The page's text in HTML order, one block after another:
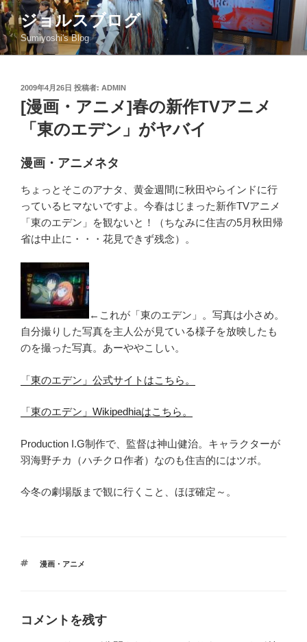
コ
ン
テ
ン
ジョルスブログ
Sumiyoshi's Blog
投
稿
日:
2009年4月26日 投稿者: ADMIN
[漫画・アニメ]春の新作TVアニメ
「東のエデン」がヤバイ
漫画・アニメネタ
ちょっとそこのアナタ、黄金週間に秋田やらインドに行
っているヒマないですよ。今春はじまった新作TVアニメ
「東のエデン」を観ないと！（ちなみに住吉の5月秋田帰
省は中止に・・・花見できず残念）。
←これが「東のエデン」。写真は小さめ。
自分撮りした写真を主人公が見ている様子を放映したも
のを撮った写真。あーややこしい。
「東のエデン」公式サイトはこちら。
「東のエデン」Wikipedhiaはこちら。
Production I.G制作で、監督は神山健治。キャラクターが
羽海野チカ（ハチクロ作者）なのも住吉的にはツボ。
今冬の劇場版まで観に行くこと、ほぼ確定～。
タ
漫画・アニメ
コメントを残す